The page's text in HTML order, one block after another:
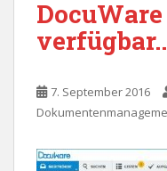
verfügbar..
7. September 2016